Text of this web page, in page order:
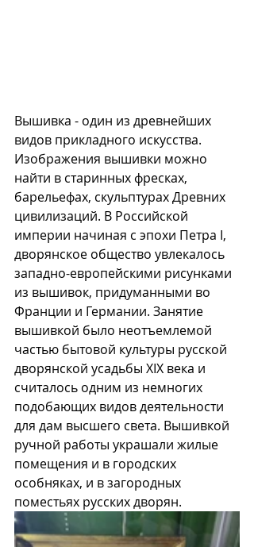
Вышивка - один из древнейших
видов прикладного искусства.
Изображения вышивки можно
найти в старинных фресках,
барельефах, скульптурах Древних
цивилизаций. В Российской
империи начиная с эпохи Петра I,
дворянское общество увлекалось
западно-европейскими рисунками
из вышивок, придуманными во
Франции и Германии. Занятие
вышивкой было неотъемлемой
частью бытовой культуры русской
дворянской усадьбы XIX века и
считалось одним из немногих
подобающих видов деятельности
для дам высшего света. Вышивкой
ручной работы украшали жилые
помещения и в городских
особняках, и в загородных
поместьях русских дворян.